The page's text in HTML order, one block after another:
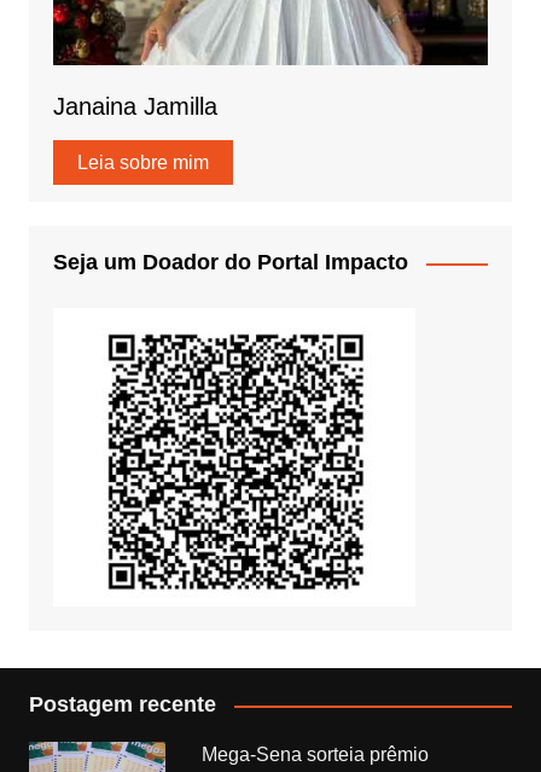
Janaina Jamilla
Leia sobre mim
Seja um Doador do Portal Impacto
Postagem recente
Mega-Sena sorteia prêmio